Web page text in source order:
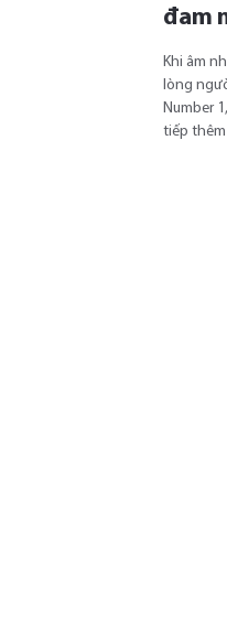
đam
Khi âm
lòng
Number
tiếp